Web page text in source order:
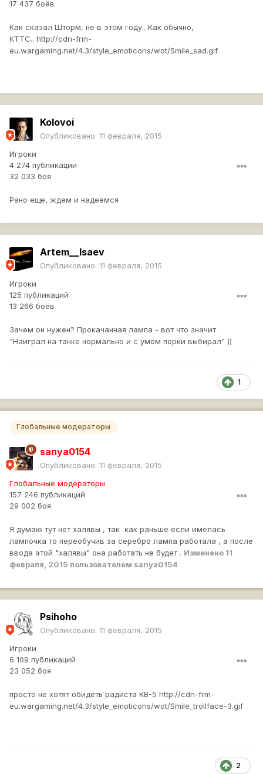
17 437 боёв
Как сказал Шторм, не в этом году.. Как обычно,
КТТС.. http://cdn-frm-
eu.wargaming.net/4.3/style_emoticons/wot/Smile_sad.gif
Kolovoi
Опубликовано: 11 февраля, 2015
Игроки
4 274 публикации
32 033 боя
Рано еще, ждем и надеемся
Artem__Isaev
Опубликовано: 11 февраля, 2015
Игроки
125 публикаций
13 266 боёв
Зачем он нужен? Прокачанная лампа - вот что значит
"Наиграл на танке нормально и с умом перки выбирал" ))
1
Глобальные модераторы
sanya0154
Опубликовано: 11 февраля, 2015
Глобальные модераторы
157 246 публикаций
29 002 боя
Я думаю тут нет халявы , так как раньше если имелась
лампочка то переобучив за серебро лампа работала , а после
ввода этой "халявы" она работать не будет . Изменено 11
февраля, 2015 пользователем sanya0154
Psihoho
Опубликовано: 11 февраля, 2015
Игроки
6 109 публикаций
23 052 боя
просто не хотят обидеть радиста КВ-5 http://cdn-frm-
eu.wargaming.net/4.3/style_emoticons/wot/Smile_trollface-3.gif
2